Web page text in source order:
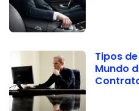
Tipos
Mundo